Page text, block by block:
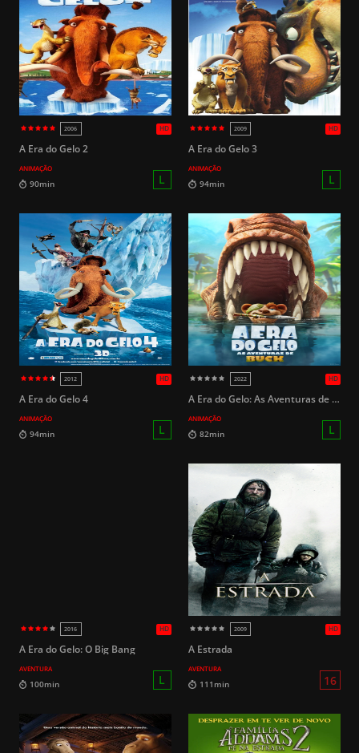
HD
2016 2016
100min L 96min
10 99min
A Era do Gelo 2
ANIMAÇÃO
A Era do Gelo 3
ANIMAÇÃO
A Era do Gelo 4
ANIMAÇÃO
A Era do Gelo: As Aventuras de Buck
ANIMAÇÃO
A Era do Gelo: O Big Bang
AVENTURA
A Estrada
AVENTURA